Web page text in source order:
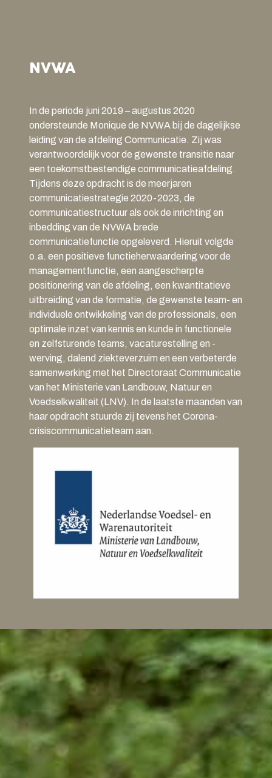
NVWA
In de periode juni 2019 – augustus 2020
ondersteunde Monique de NVWA bij de dagelijkse
leiding van de afdeling Communicatie. Zij was
verantwoordelijk voor de gewenste transitie naar
een toekomstbestendige communicatieafdeling.
Tijdens deze opdracht is de meerjaren
communicatiestrategie 2020-2023, de
communicatiestructuur als ook de inrichting en
inbedding van de NVWA brede
communicatiefunctie opgeleverd. Hieruit volgde
o.a. een positieve functieherwaardering voor de
managementfunctie, een aangescherpte
positionering van de afdeling, een kwantitatieve
uitbreiding van de formatie, de gewenste team- en
individuele ontwikkeling van de professionals, een
optimale inzet van kennis en kunde in functionele
en zelfsturende teams, vacaturestelling en -
werving, dalend ziekteverzuim en een verbeterde
samenwerking met het Directoraat Communicatie
van het Ministerie van Landbouw, Natuur en
Voedselkwaliteit (LNV). In de laatste maanden van
haar opdracht stuurde zij tevens het Corona-
crisiscommunicatieteam aan.